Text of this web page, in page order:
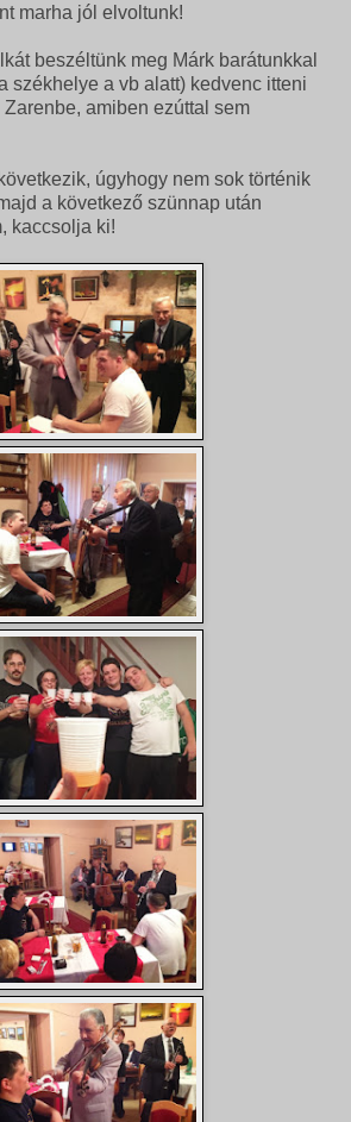
marha jól elvoltunk!
beszéltünk meg Márk barátunkkal
székhelye a vb alatt) kedvenc itteni
amiben ezúttal sem
úgyhogy nem sok történik
a következő szünnap után
kaccsolja ki!